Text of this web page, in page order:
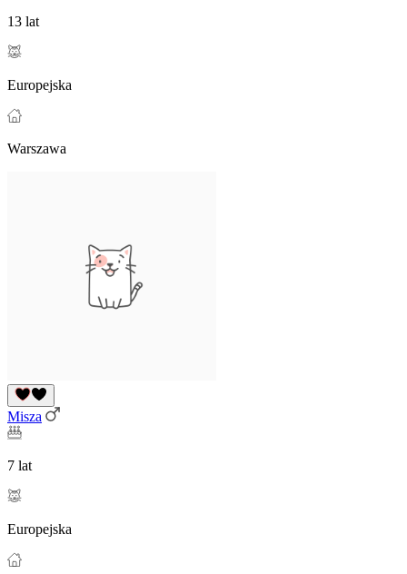
13 lat
Europejska
Warszawa
Misza
7 lat
Europejska